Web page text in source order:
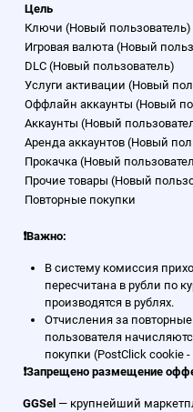
Цель
Ключи (Новый пользователь)
Игровая валюта (Новый
DLC (Новый пользователь)
Услуги активации (Новый
Оффлайн аккаунты (Новый
Аккаунты (Новый
Аренда аккаунтов (Новый
Прокачка (Новый
Прочие товары (Новый
Повторные покупки
❗Важно:
В систему комиссия
пересчитана в рубли по
производятся в рублях.
Отчисления за
пользователя
покупки (PostClick cookie
❗️Запрещено размещение
GGSel — крупнейший